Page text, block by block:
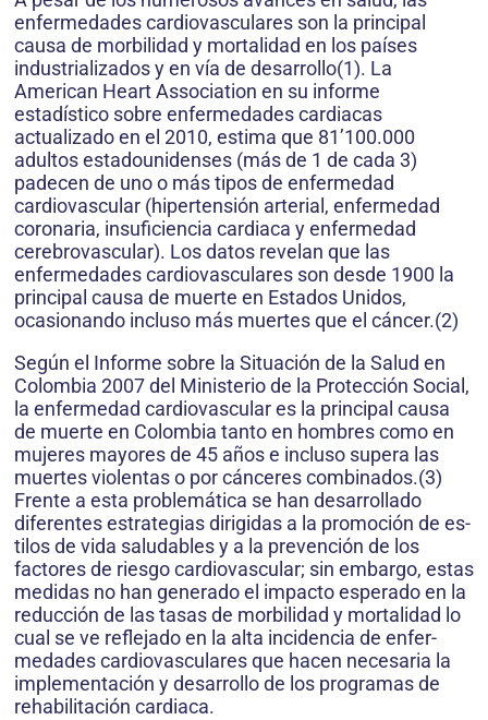
enfermeda­des cardiovasculares son la principal
causa de morbilidad y mortalidad en los países
industrializados y en vía de desarrollo(1). La
American Heart Asso­ciation en su informe
estadístico sobre enfermedades cardiacas
actualizado en el 2010, estima que 81’100.000
adultos estadounidenses (más de 1 de cada 3)
padecen de uno o más tipos de enfer­medad
cardiovascular (hipertensión arterial, enfermedad
coronaria, insufi­ciencia cardiaca y enfermedad
cerebro­vascular). Los datos revelan que las
enfermedades cardiovasculares son desde 1900 la
principal causa de muer­te en Estados Unidos,
ocasionando incluso más muertes que el cáncer.(2)
Según el Informe sobre la Situación de la Salud en
Colombia 2007 del Mi­nisterio de la Protección Social,
la en­fermedad cardiovascular es la princi­pal causa
de muerte en Colombia tan­to en hombres como en
mujeres ma­yores de 45 años e incluso supera las
muertes violentas o por cánceres com­binados.(3)
Frente a esta problemática se han desarrollado
diferentes estra­tegias dirigidas a la promoción de es­
tilos de vida saludables y a la preven­ción de los
factores de riesgo cardio­vascular; sin embargo, estas
medidas no han generado el impacto esperado en la
reducción de las tasas de mor­bilidad y mortalidad lo
cual se ve re­flejado en la alta incidencia de enfer­
medades cardiovasculares que hacen necesaria la
implementación y desa­rrollo de los programas de
rehabilita­ción cardiaca.